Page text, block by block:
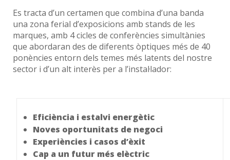
Es tracta d’un certamen que combina d’una banda
una zona ferial d’exposicions amb stands de les
marques, amb 4 cicles de conferències simultànies
que abordaran des de diferents òptiques més de 40
ponències entorn dels temes més latents del nostre
sector i d’un alt interès per a l’instal·lador:
Eficiència i estalvi energètic
Noves oportunitats de negoci
Experiències i casos d’èxit
Cap a un futur més elèctric